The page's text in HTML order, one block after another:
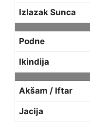
Izlazak Sunca
Podne
Ikindija
Akšam / Iftar
Jacija